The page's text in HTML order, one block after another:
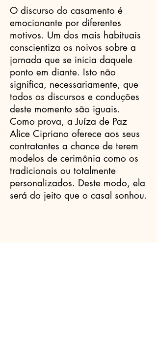
O discurso do casamento é
emocionante por diferentes
motivos. Um dos mais habituais
conscientiza os noivos sobre a
jornada que se inicia daquele
ponto em diante. Isto não
significa, necessariamente, que
todos os discursos e conduções
deste momento são iguais.
Como prova, a Juíza de Paz
Alice Cipriano oferece aos seus
contratantes a chance de terem
modelos de cerimônia como os
tradicionais ou totalmente
personalizados. Deste modo, ela
será do jeito que o casal sonhou.